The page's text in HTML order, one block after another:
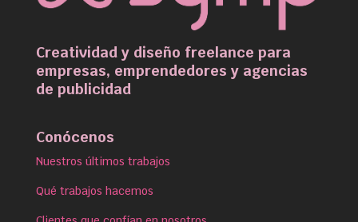
Creatividad y diseño freelance para
empresas, emprendedores y agencias
de publicidad
Conócenos
Nuestros últimos trabajos
Qué trabajos hacemos